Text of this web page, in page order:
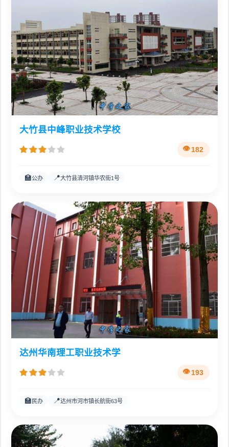
大竹县中峰职业技术学校
182
🏫公办 📍大竹县清河镇华农街1号
达州华南理工职业技术学
193
🏫 民办 📍达州市河市镇长航街63号